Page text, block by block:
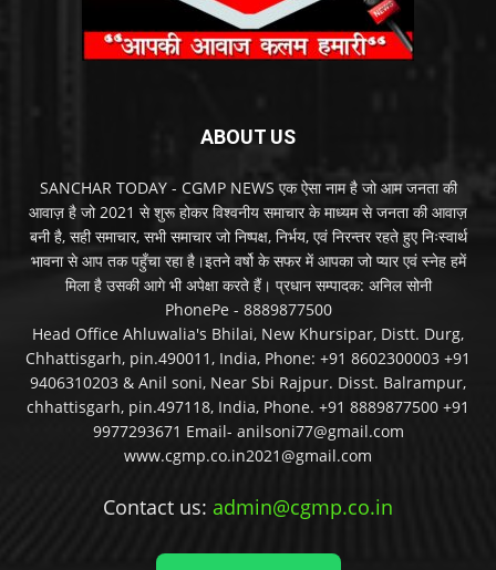
ABOUT US
SANCHAR TODAY - CGMP NEWS एक ऐसा नाम है जो आम जनता की
आवाज़ है जो 2021 से शुरू होकर विश्वनीय समाचार के माध्यम से जनता की आवाज़
बनी है, सही समाचार, सभी समाचार जो निष्पक्ष, निर्भय, एवं निरन्तर रहते हुए निःस्वार्थ
भावना से आप तक पहुँचा रहा है।इतने वर्षो के सफर में आपका जो प्यार एवं स्नेह हमें
मिला है उसकी आगे भी अपेक्षा करते हैं। प्रधान सम्पादक: अनिल सोनी
PhonePe - 8889877500
Head Office Ahluwalia's Bhilai, New Khursipar, Distt. Durg,
Chhattisgarh, pin.490011, India, Phone: +91 8602300003 +91
9406310203 & Anil soni, Near Sbi Rajpur. Disst. Balrampur,
chhattisgarh, pin.497118, India, Phone. +91 8889877500 +91
9977293671 Email- anilsoni77@gmail.com
www.cgmp.co.in2021@gmail.com
Contact us: admin@cgmp.co.in